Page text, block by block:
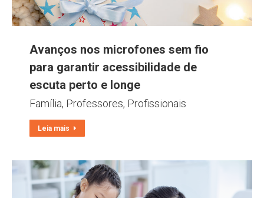
Avanços nos microfones sem fio
para garantir acessibilidade de
escuta perto e longe
Família, Professores, Profissionais
Leia mais